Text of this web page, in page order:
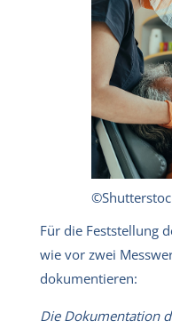
Für die Feststellung
wie vor zwei
dokumentieren:
Die Dokumentation